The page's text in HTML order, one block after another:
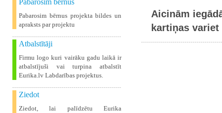
Pabarosim bērnus
Pabarosim bērnus projekta bildes un
apraksts par projektu
Atbalstītāji
Firmu logo kuri vairāku gadu laikā ir
atbalstījuši vai turpina atbalstīt
Eurika.lv Labdarības projektus.
Ziedot
Ziedot, lai palīdzētu Eurika
Aicinām
kartiņas variet